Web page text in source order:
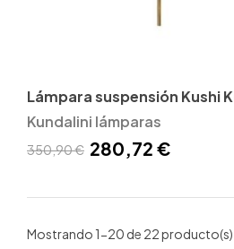
Lámpara suspensión Kushi
Kundalini lámparas
350,90 € 280,72 €
Mostrando 1-20 de 22 producto(s)